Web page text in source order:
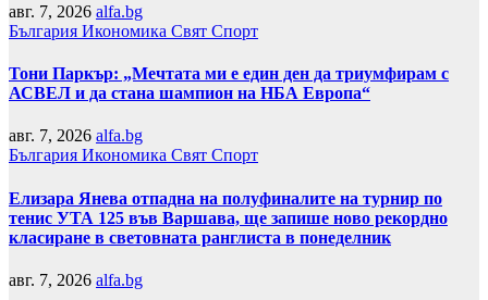
авг. 7, 2026 alfa.bg
България Икономика Свят Спорт
Тони Паркър: „Мечтата ми е един ден да триумфирам с
АСВЕЛ и да стана шампион на НБА Европа“
авг. 7, 2026 alfa.bg
България Икономика Свят Спорт
Елизара Янева отпадна на полуфиналите на турнир по
тенис УТА 125 във Варшава, ще запише ново рекордно
класиране в световната ранглиста в понеделник
авг. 7, 2026 alfa.bg